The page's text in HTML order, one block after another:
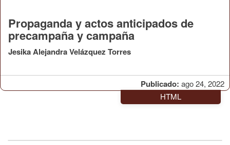
Publicado: ago 24, 2022
Propaganda y actos anticipados de
precampaña y campaña
Jesika Alejandra Velázquez Torres
HTML